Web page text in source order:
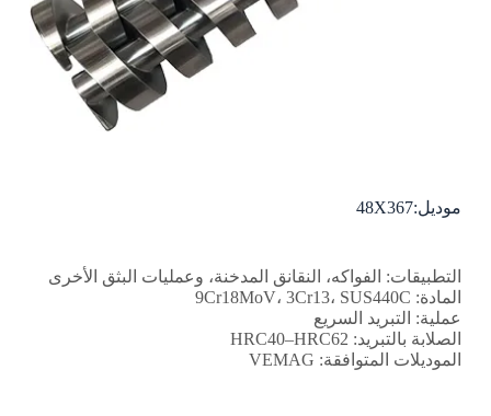
موديل:48X367
التطبيقات: الفواكه، النقانق المدخنة، وعمليات البثق الأخرى
المادة: 9Cr18MoV، 3Cr13، SUS440C
عملية: التبريد السريع
الصلابة بالتبريد: HRC40–HRC62
الموديلات المتوافقة: VEMAG